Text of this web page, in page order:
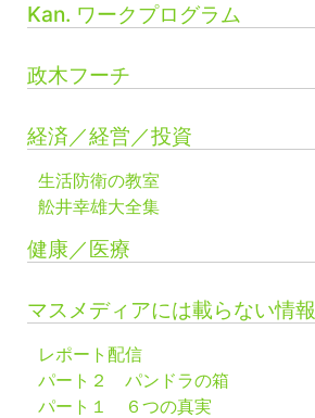
Kan. ワークプログラム
政木フーチ
経済／経営／投資
生活防衛の教室
舩井幸雄大全集
健康／医療
マスメディアには載らない情報
レポート配信
パート２ パンドラの箱
パート１ ６つの真実